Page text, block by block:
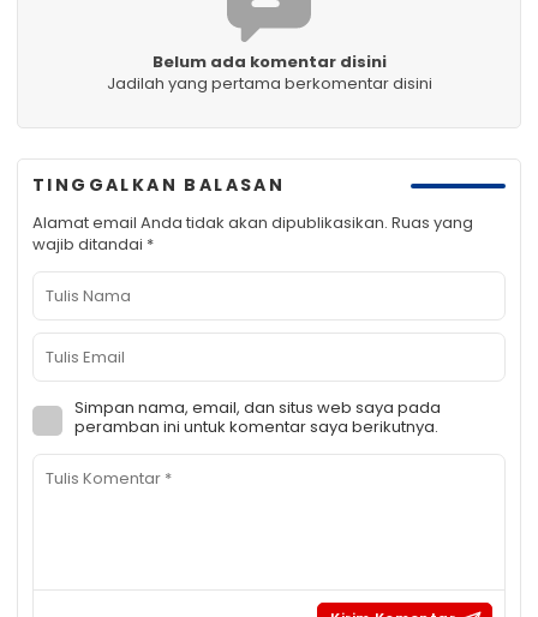
Belum ada komentar disini
Jadilah yang pertama berkomentar disini
TINGGALKAN BALASAN
Alamat email Anda tidak akan dipublikasikan. Ruas yang
wajib ditandai *
Simpan nama, email, dan situs web saya pada
peramban ini untuk komentar saya berikutnya.